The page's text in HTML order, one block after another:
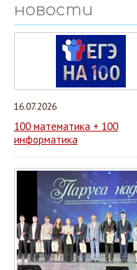
новости
16.07.2026
100 математика + 100
информатика